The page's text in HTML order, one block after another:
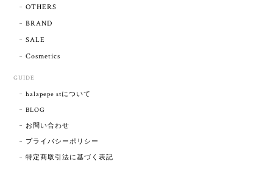
OTHERS
BRAND
SALE
Cosmetics
GUIDE
halapepe stについて
BLOG
お問い合わせ
プライバシーポリシー
特定商取引法に基づく表記